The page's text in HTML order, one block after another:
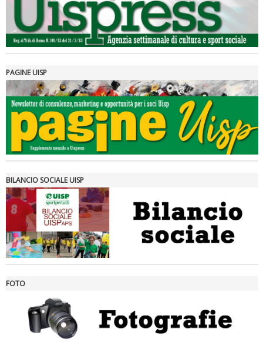
Tiziano Pesce a Radio InBlu2000 traccia il bilancio della stagione
Ddl Lobby, Uisp: “Il Parlamento valorizzi le nostre specificità"
PAGINE UISP
BILANCIO SOCIALE UISP
FOTO